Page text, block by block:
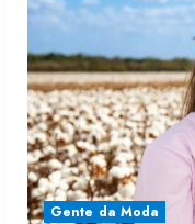
Gente da Moda